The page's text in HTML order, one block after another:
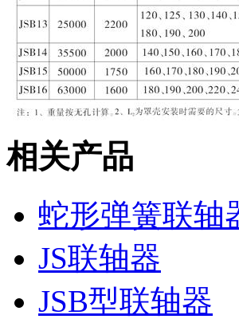
相关产品
蛇形弹簧联轴
JS联轴器
JSB型联轴器